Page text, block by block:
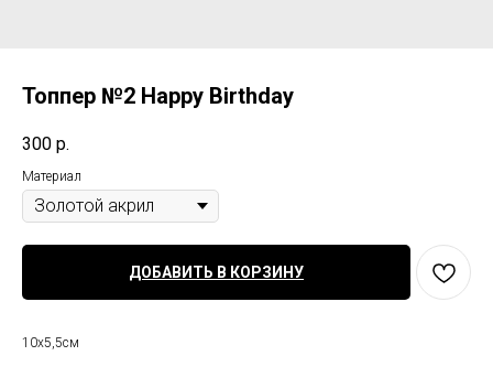
Топпер №2 Happy Birthday
300 р.
Материал
ДОБАВИТЬ В КОРЗИНУ
10х5,5см